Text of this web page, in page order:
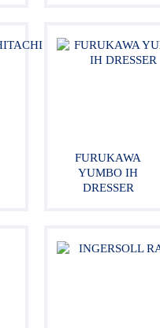
FURUKAWA
YUMBO IH
DRESSER